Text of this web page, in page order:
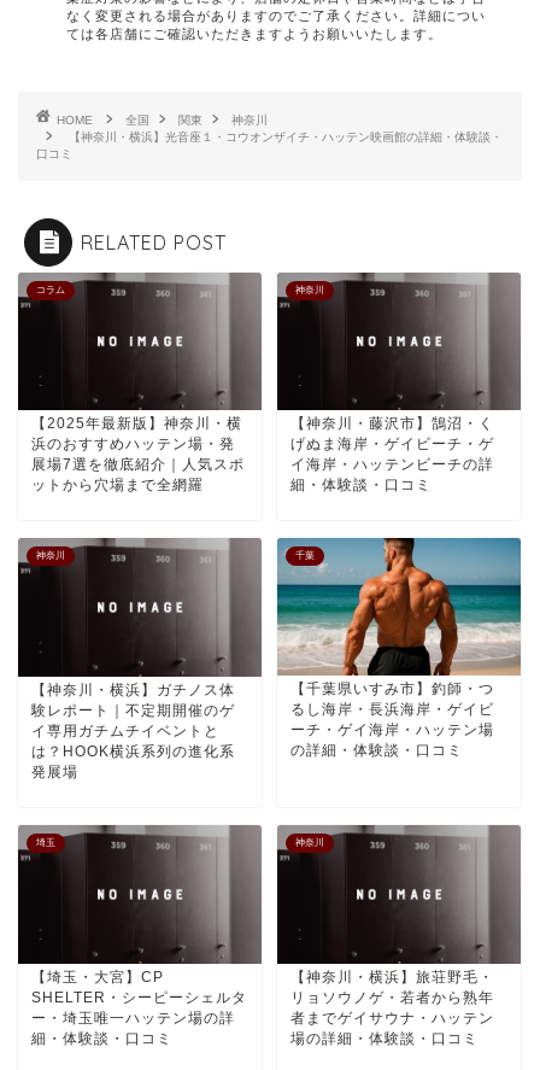
なく変更される場合がありますのでご了承ください。詳細につい
ては各店舗にご確認いただきますようお願いいたします。
HOME 全国 関東
神奈川
【神奈川・横浜】光音座１・コウオンザイチ・ハッテン映画館の詳細・体験談・
口コミ
RELATED POST
コラム
【2025年最新版】神奈川・横
浜のおすすめハッテン場・発
展場7選を徹底紹介｜人気スポ
ットから穴場まで全網羅
神奈川
【神奈川・藤沢市】鵠沼・く
げぬま海岸・ゲイビーチ・ゲ
イ海岸・ハッテンビーチの詳
細・体験談・口コミ
神奈川
【神奈川・横浜】ガチノス体
験レポート｜不定期開催のゲ
イ専用ガチムチイベントと
は？HOOK横浜系列の進化系
発展場
千葉
【千葉県いすみ市】釣師・つ
るし海岸・長浜海岸・ゲイビ
ーチ・ゲイ海岸・ハッテン場
の詳細・体験談・口コミ
埼玉
【埼玉・大宮】CP
SHELTER・シーピーシェルタ
ー・埼玉唯一ハッテン場の詳
細・体験談・口コミ
神奈川
【神奈川・横浜】旅荘野毛・
リョソウノゲ・若者から熟年
者までゲイサウナ・ハッテン
場の詳細・体験談・口コミ